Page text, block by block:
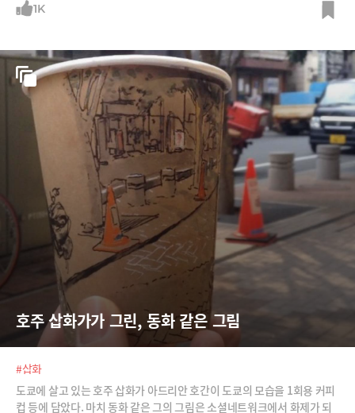
1K
호주 삽화가가 그린, 동화 같은 그림
#삽화
도쿄에 살고 있는 호주 삽화가 아드리안 호간이 도쿄의 모습을 1회용 커피
컵 등에 담았다. 마치 동화 같은 그의 그림은 소셜네트워크에서 화제가 되